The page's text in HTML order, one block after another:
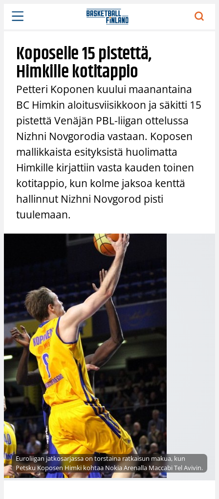
Siirry
sisältöön
Koposelle 15 pistettä,
Himkille kotitappio
Petteri Koponen kuului maanantaina
BC Himkin aloitusviisikkoon ja säkitti 15
pistettä Venäjän PBL-liigan ottelussa
Nizhni Novgorodia vastaan. Koposen
mallikkaista esityksistä huolimatta
Himkille kirjattiin vasta kauden toinen
kotitappio, kun kolme jaksoa kenttä
hallinnut Nizhni Novgorod pisti
tuulemaan.
Euroliigan jatkosarjassa on torstaina ratkaisun makua, kun
Petsku Koposen Himki kohtaa Nokia Arenalla Maccabi Tel Avivin.